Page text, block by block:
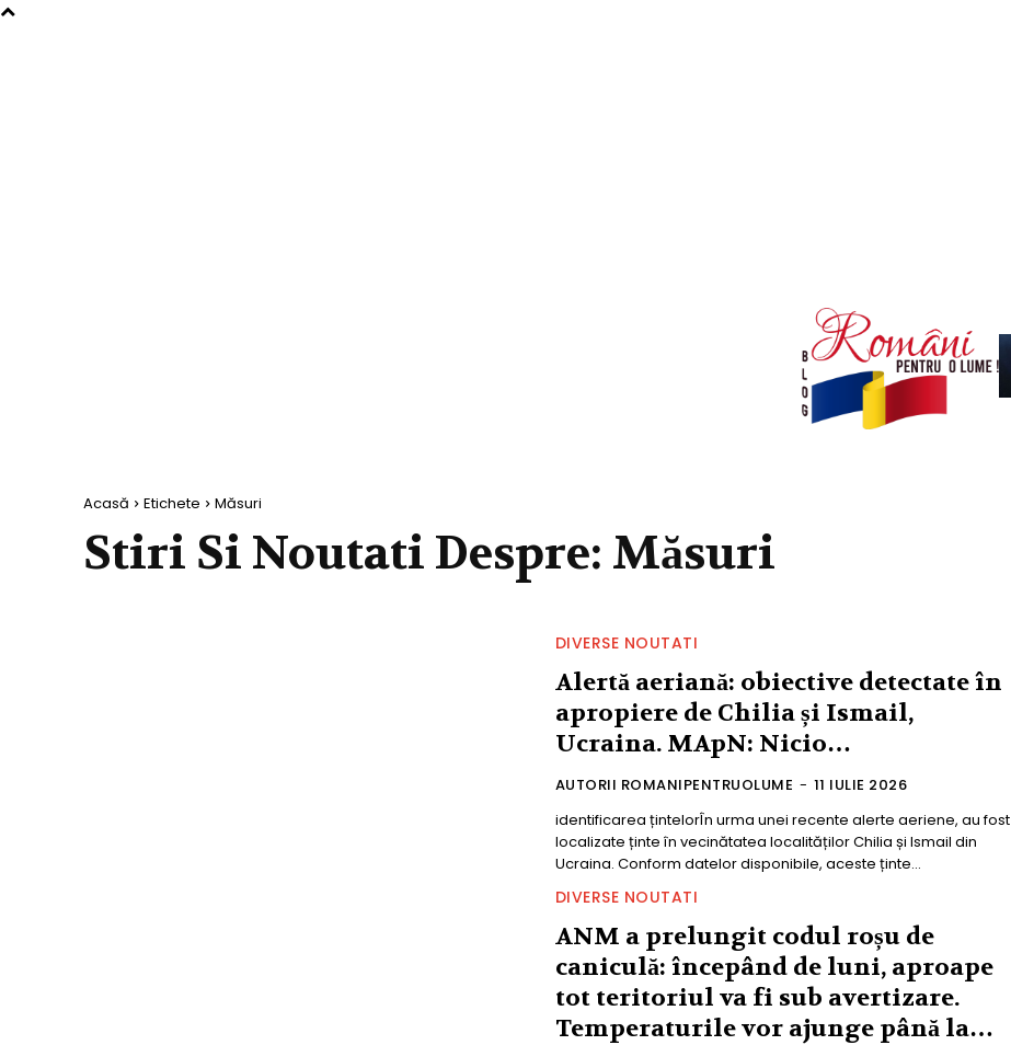
Acasă Etichete Măsuri
Stiri Si Noutati Despre: Măsuri
DIVERSE NOUTATI
Alertă aeriană: obiective detectate în
apropiere de Chilia și Ismail,
Ucraina. MApN: Nicio…
AUTORII ROMANIPENTRUOLUME - 11 IULIE 2026
identificarea țintelorÎn urma unei recente alerte aeriene, au fost
localizate ținte în vecinătatea localităților Chilia și Ismail din
Ucraina. Conform datelor disponibile, aceste ținte...
DIVERSE NOUTATI
ANM a prelungit codul roșu de
caniculă: începând de luni, aproape
tot teritoriul va fi sub avertizare.
Temperaturile vor ajunge până la…